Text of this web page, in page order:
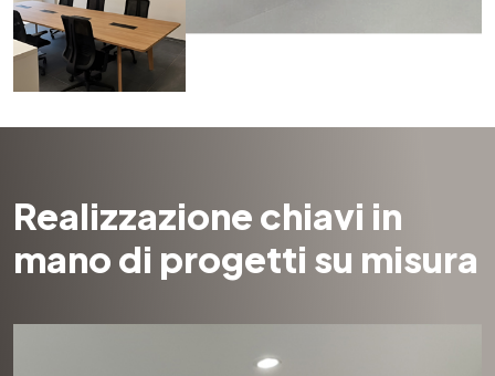
Realizzazione chiavi in
mano di progetti su misura